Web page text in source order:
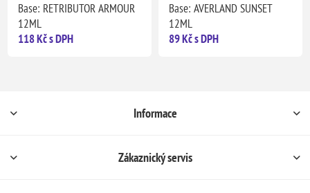
Base: RETRIBUTOR ARMOUR
12ML
118 Kč s DPH
Base: AVERLAND SUNSET
12ML
89 Kč s DPH
Informace
Zákaznický servis